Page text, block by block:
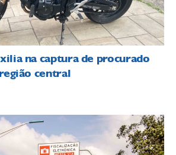
na captura de procurado
central